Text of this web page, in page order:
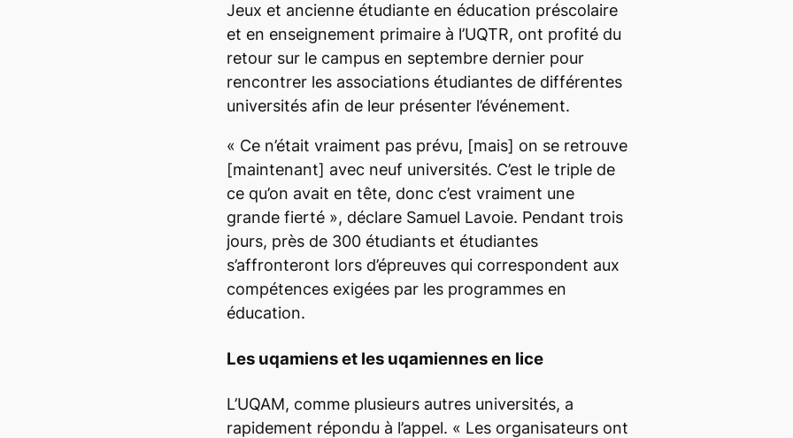
Jeux et ancienne étudiante en éducation préscolaire
et en enseignement primaire à l’UQTR, ont profité du
retour sur le campus en septembre dernier pour
rencontrer les associations étudiantes de différentes
universités afin de leur présenter l’événement.
« Ce n’était vraiment pas prévu, [mais] on se retrouve
[maintenant] avec neuf universités. C’est le triple de
ce qu’on avait en tête, donc c’est vraiment une
grande fierté », déclare Samuel Lavoie. Pendant trois
jours, près de 300 étudiants et étudiantes
s’affronteront lors d’épreuves qui correspondent aux
compétences exigées par les programmes en
éducation.
Les uqamiens et les uqamiennes en lice
L’UQAM, comme plusieurs autres universités, a
rapidement répondu à l’appel. « Les organisateurs ont